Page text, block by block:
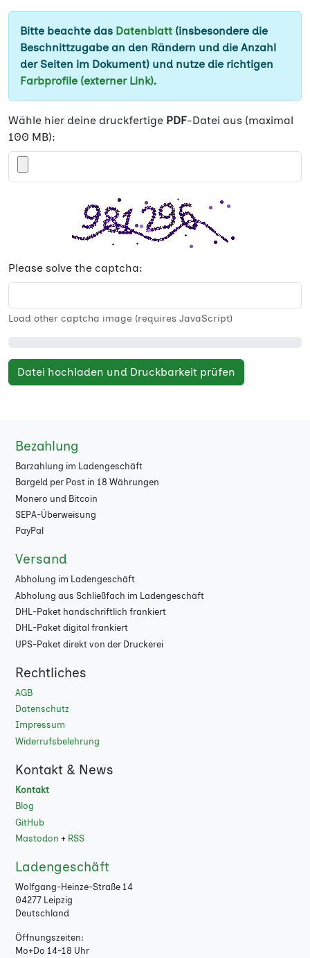
Bitte beachte das Datenblatt (insbesondere die
Beschnittzugabe an den Rändern und die Anzahl
der Seiten im Dokument) und nutze die richtigen
Farbprofile (externer Link).
Wähle hier deine druckfertige PDF-Datei aus (maximal
100 MB):
Please solve the captcha:
Load other captcha image (requires JavaScript)
Datei hochladen und Druckbarkeit prüfen
Bezahlung
Barzahlung im Ladengeschäft
Bargeld per Post in 18 Währungen
Monero und Bitcoin
SEPA-Überweisung
PayPal
Versand
Abholung im Ladengeschäft
Abholung aus Schließfach im Ladengeschäft
DHL-Paket handschriftlich frankiert
DHL-Paket digital frankiert
UPS-Paket direkt von der Druckerei
Rechtliches
AGB
Datenschutz
Impressum
Widerrufsbelehrung
Kontakt & News
Kontakt
Blog
GitHub
Mastodon + RSS
Ladengeschäft
Wolfgang-Heinze-Straße 14
04277 Leipzig
Deutschland
Öffnungszeiten:
Mo+Do 14-18 Uhr